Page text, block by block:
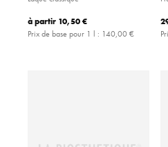
à partir 10,50 €
Prix de base pour 1 l : 140,00 €